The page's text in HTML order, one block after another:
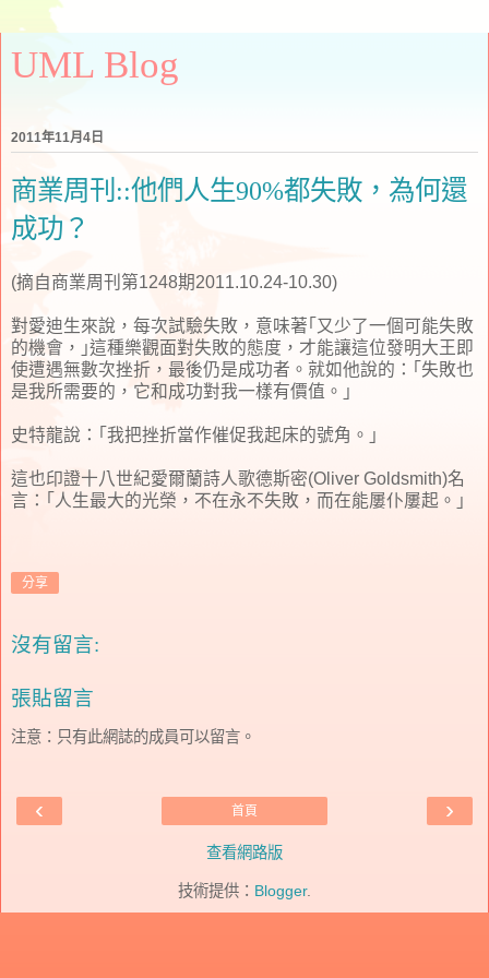
UML Blog
2011年11月4日
商業周刊::他們人生90%都失敗，為何還
成功？
(摘自商業周刊第1248期2011.10.24-10.30)
對愛迪生來說，每次試驗失敗，意味著｢又少了一個可能失敗
的機會，｣這種樂觀面對失敗的態度，才能讓這位發明大王即
使遭遇無數次挫折，最後仍是成功者。就如他說的：｢失敗也
是我所需要的，它和成功對我一樣有價值。｣
史特龍說：｢我把挫折當作催促我起床的號角。｣
這也印證十八世紀愛爾蘭詩人歌德斯密(Oliver Goldsmith)名
言：｢人生最大的光榮，不在永不失敗，而在能屢仆屢起。｣
分享
沒有留言:
張貼留言
注意：只有此網誌的成員可以留言。
‹ ›
首頁
查看網路版
技術提供： Blogger.